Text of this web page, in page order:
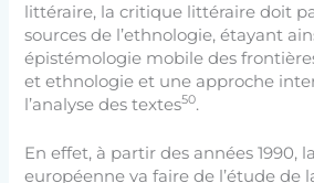
littéraire, la critique littéraire doit
sources de l’ethnologie, étayant
épistémologie mobile des
et ethnologie et une approche
l’analyse des textes50.
En effet, à partir des années 1990,
européenne va faire de l’étude de